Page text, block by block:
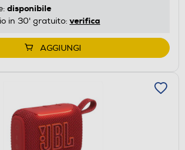
disponibile
in 30' gratuito: verifica
AGGIUNGI